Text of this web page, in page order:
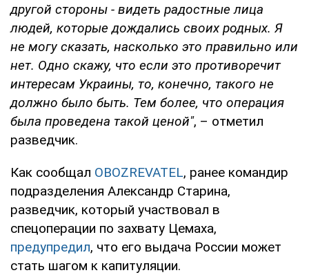
другой стороны - видеть радостные лица
людей, которые дождались своих родных. Я
не могу сказать, насколько это правильно или
нет. Одно скажу, что если это противоречит
интересам Украины, то, конечно, такого не
должно было быть. Тем более, что операция
была проведена такой ценой", – отметил
разведчик.
Как сообщал OBOZREVATEL, ранее командир
подразделения Александр Старина,
разведчик, который участвовал в
спецоперации по захвату Цемаха,
предупредил, что его выдача России может
стать шагом к капитуляции.